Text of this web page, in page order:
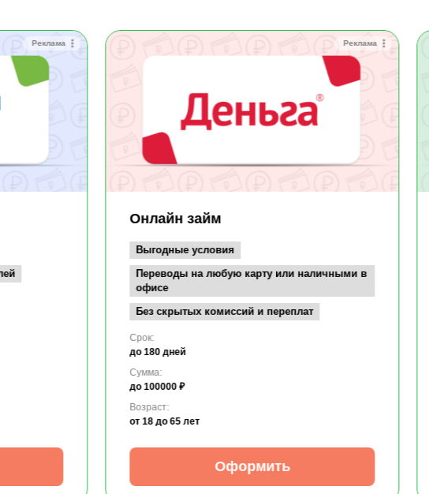
Реклама Реклама
Онлайн займ
Выгодные условия
Переводы на любую карту или наличными в
офисе
Без скрытых комиссий и переплат
Срок:
до 180 дней
Сумма:
до 100000 ₽
Возраст:
от 18 до 65 лет
Оформить